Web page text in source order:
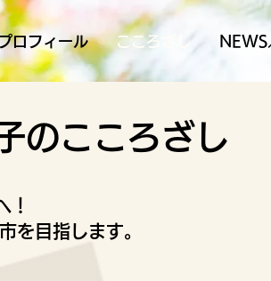
ロフィール こころざし
のこころざし
！
を目指します。